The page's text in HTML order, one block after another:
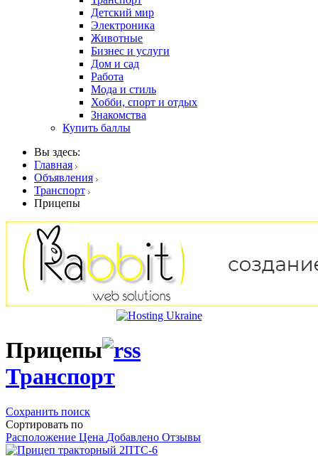
Детский мир
Электроника
Животные
Бизнес и услуги
Дом и сад
Работа
Мода и стиль
Хобби, спорт и отдых
Знакомства
Купить баллы
Вы здесь:
Главная
Объявления
Транспорт
Прицепы
Прицепы
Транспорт
Сохранить поиск
Сортировать по
Расположение Цена Добавлено Отзывы